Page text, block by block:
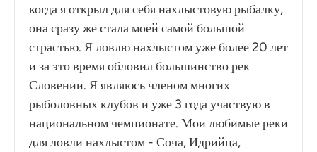
когда я открыл для себя нахлыстовую рыбалку,
она сразу же стала моей самой большой
страстью. Я ловлю нахлыстом уже более 20 лет
и за это время обловил большинство рек
Словении. Я являюсь членом многих
рыболовных клубов и уже 3 года участвую в
национальном чемпионате. Мои любимые реки
для ловли нахлыстом - Соча, Идрийца,